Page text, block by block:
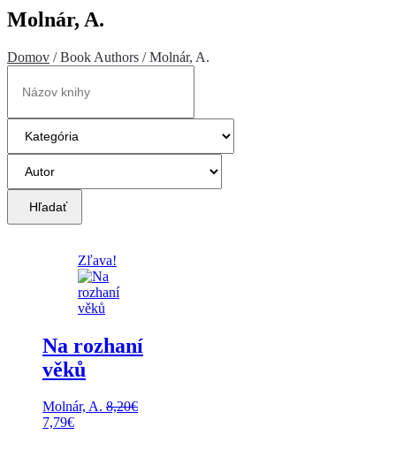
Molnár, A.
Domov / Book Authors / Molnár, A.
Hľadať
Zľava!
Na rozhaní
věků
Molnár, A. 8,20€
Pôvodná
7,79€Aktuálna